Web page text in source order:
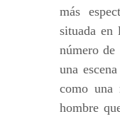
más
situada en
número de
una
como una
hombre